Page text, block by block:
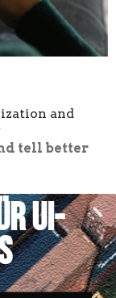
and
tell better
UI-